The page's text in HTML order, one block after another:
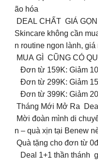
ão hóa
DEAL CHẤT GIÁ
Skincare không cần
n routine ngon lành,
MUA GÌ CŨNG CÓ
Đơn từ 159K: Giảm
Đơn từ 299K: Giảm
Đơn từ 399K: Giảm
Tháng Mới Mở Ra
Mời đoàn mình di
n – quà xịn tại Benew
Quà tặng cho đơn từ 0đ
Deal 1+1 thần thánh